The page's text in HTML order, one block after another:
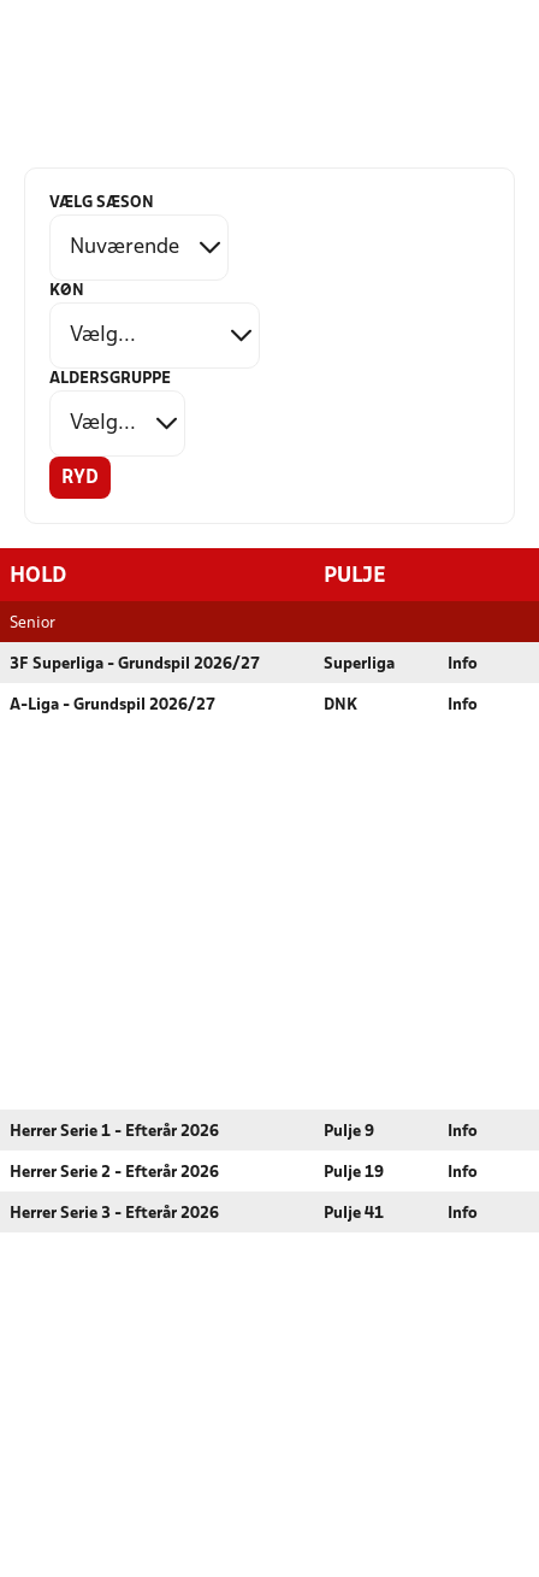
VÆLG SÆSON
KØN
ALDERSGRUPPE
RYD
HOLD PULJE
Senior
3F Superliga - Grundspil 2026/27 Superliga Info
A-Liga - Grundspil 2026/27 DNK Info
Herrer Serie 1 - Efterår 2026 Pulje 9 Info
Herrer Serie 2 - Efterår 2026 Pulje 19 Info
Herrer Serie 3 - Efterår 2026 Pulje 41 Info